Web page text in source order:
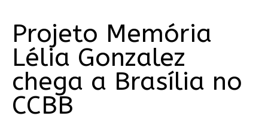
Projeto Memória
Lélia Gonzalez
chega a Brasília no
CCBB